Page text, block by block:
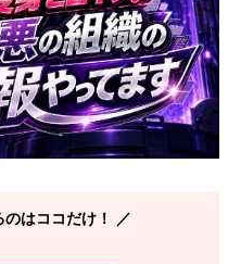
はココだけ！ ／